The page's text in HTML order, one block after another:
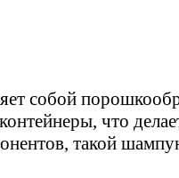
собой
что
такой